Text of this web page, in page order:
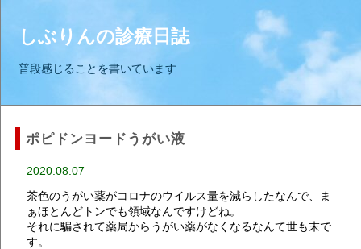
しぶりんの診療日誌
普段感じることを書いています
ポピドンヨードうがい液
2020.08.07
茶色のうがい薬がコロナのウイルス量を減らしたなんで、ま
ぁほとんどトンでも領域なんですけどね。
それに騙されて薬局からうがい薬がなくなるなんて世も末で
す。